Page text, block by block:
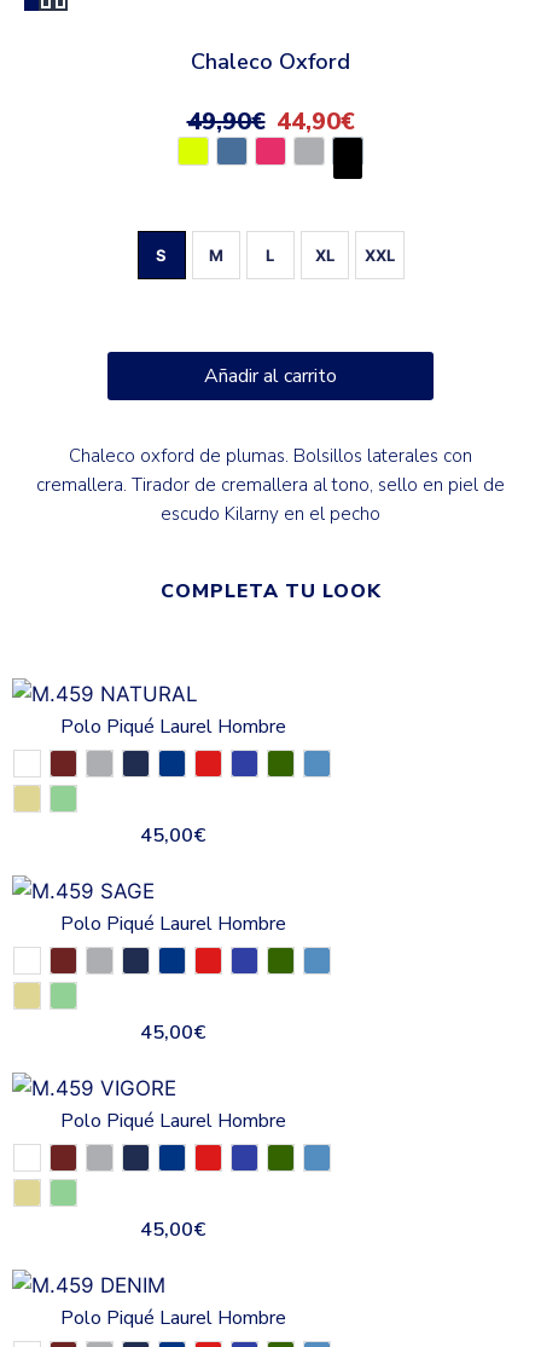
Chaleco Oxford
49,90€ 44,90€
S M L XL XXL
Añadir al carrito
Chaleco oxford de plumas. Bolsillos laterales con
cremallera. Tirador de cremallera al tono, sello en piel de
escudo Kilarny en el pecho
COMPLETA TU LOOK
Polo Piqué Laurel Hombre
45,00€
Polo Piqué Laurel Hombre
45,00€
Polo Piqué Laurel Hombre
45,00€
Polo Piqué Laurel Hombre